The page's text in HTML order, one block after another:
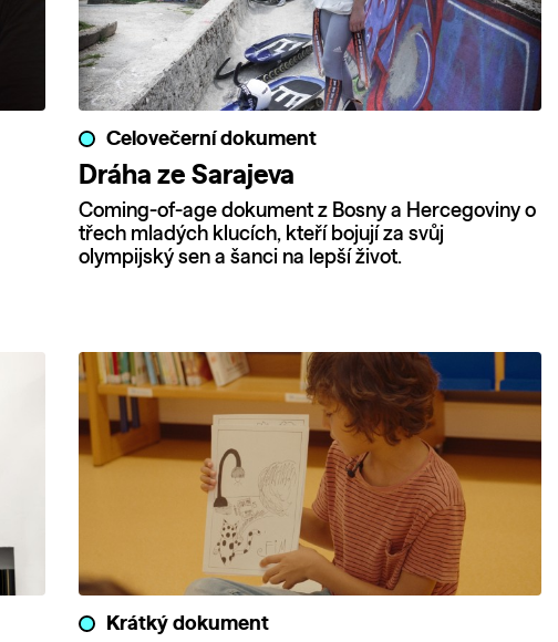
Celovečerní dokument
Dráha ze Sarajeva
Coming-of-age dokument z Bosny a Hercegoviny o
třech mladých klucích, kteří bojují za svůj
olympijský sen a šanci na lepší život.
Krátký dokument